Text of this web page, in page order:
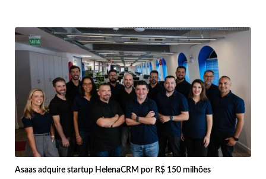
Asaas adquire startup HelenaCRM por R$ 150 milhões